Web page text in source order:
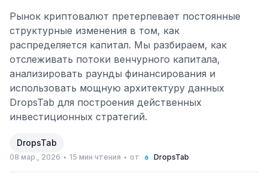
Рынок криптовалют претерпевает постоянные
структурные изменения в том, как
распределяется капитал. Мы разбираем, как
отслеживать потоки венчурного капитала,
анализировать раунды финансирования и
использовать мощную архитектуру данных
DropsTab для построения действенных
инвестиционных стратегий.
DropsTab
08 мар., 2026 15 мин чтения от DropsTab